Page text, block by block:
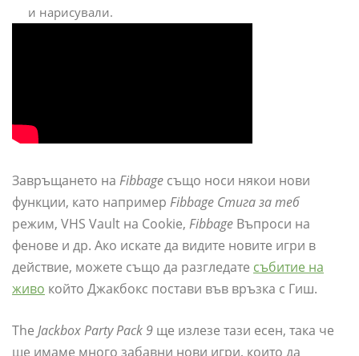
и нарисували.
Завръщането на Fibbage също носи някои нови
функции, като например Fibbage Стига за теб
режим, VHS Vault на Cookie, Fibbage Въпроси на
фенове и др. Ако искате да видите новите игри в
действие, можете също да разгледате събитие на
живо който Джакбокс постави във връзка с Гиш.
The Jackbox Party Pack 9 ще излезе тази есен, така че
ще имаме много забавни нови игри, които да